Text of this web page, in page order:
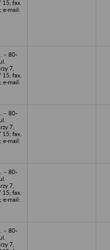
fax.
e-mail:
– 80-
7,
fax.
e-mail:
– 80-
7,
fax.
e-mail:
– 80-
7,
fax.
e-mail:
– 80-
7,